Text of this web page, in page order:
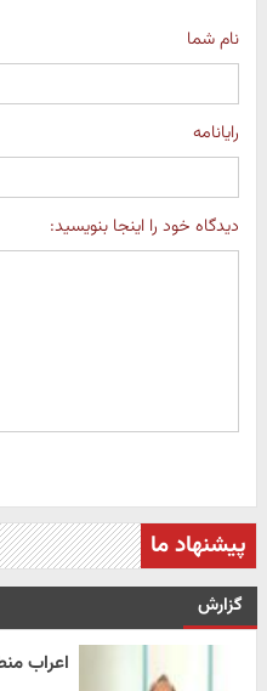
نام شما
رایانامه
دیدگاه خود را اینجا بنویسید:
پیشنهاد ما
گزارش
اعراب